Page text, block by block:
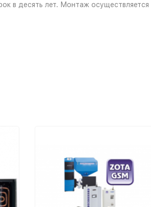
в десять лет. Монтаж